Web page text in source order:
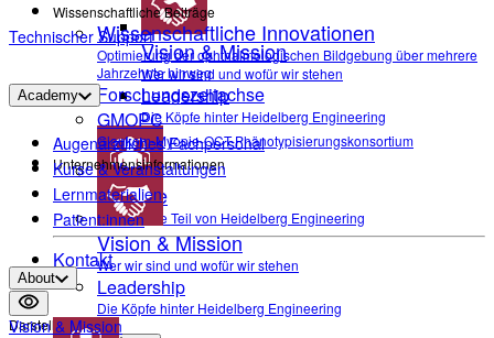
Vision & Mission
Wer wir sind und wofür wir stehen
Leadership
Die Köpfe hinter Heidelberg Engineering
Karriere
Werden Sie Teil von Heidelberg Engineering
Kontakt
Darstellung
Wissenschaftliche Beiträge
Wissenschaftliche Innovationen
Optimierung der ophthalmologischen Bildgebung über mehrere
Jahrzehnte hinweg
Forschungszeitachse
GMOPC
Glaukom-Myopie-OCT-Phänotypisierungskonsortium
Unternehmensinformationen
Vision & Mission
Wer wir sind und wofür wir stehen
Leadership
Die Köpfe hinter Heidelberg Engineering
Technischer Support
Academy
Augenärztliches Fachpersonal
Kurse & Veranstaltungen
Lernmaterialien
Patient:innen
About
Vision & Mission